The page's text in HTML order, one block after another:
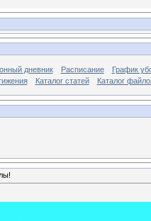
дневник Расписание
График
Каталог статей Каталог